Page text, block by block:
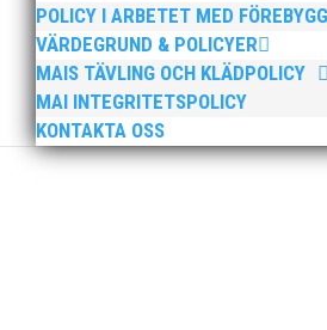
POLICY I ARBETET MED
VÄRDEGRUND & POLICYER
MAIS TÄVLING OCH KLÄDPOLICY
MAI INTEGRITETSPOLICY
KONTAKTA OSS
Sprinterdrottningen Julia
firade stora triumfer.